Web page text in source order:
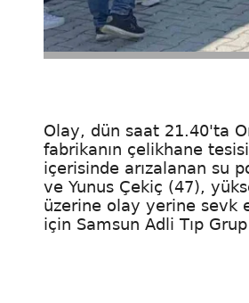
Olay, dün saat 21.40'ta
fabrikanın çelikhane
içerisinde arızalanan su
ve Yunus Çekiç (47),
üzerine olay yerine sevk
için Samsun Adli Tıp Grup